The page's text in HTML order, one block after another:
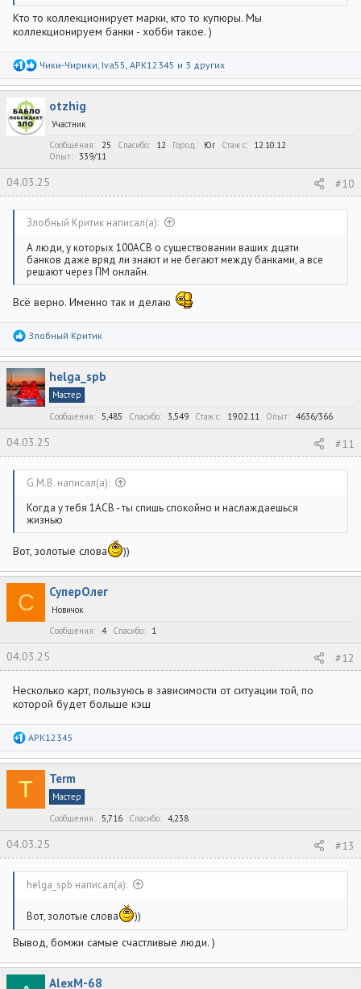
Кто то коллекционирует марки, кто то купюры. Мы
коллекционируем банки - хобби такое. )
Р
а
ц
и
и
Чики-Чирики, Iva55, APK12345 и 3 других
otzhig
Участник
Сообщения
25 Спасибо 12 Город Юг Стаж c
12.10.12
Опыт
339/11
04.03.25 #10
Злобный Критик написал(а):
А люди, у которых 100АСВ о существовании ваших дцати
банков даже вряд ли знают и не бегают между банками, а все
решают через ПМ онлайн.
Всё верно. Именно так и делаю
Р
а
к
ц
и
и
Злобный Критик
helga_spb
Мастер
Сообщения
5,485 Спасибо 3,549 Стаж c 19.02.11 Опыт 4636/366
04.03.25 #11
G.M.B. написал(а):
Когда у тебя 1АСВ - ты спишь спокойно и наслаждаешься
жизнью
Вот, золотые слова ))
С СуперОлег
Новичок
Сообщения
4 Спасибо 1
04.03.25 #12
Несколько карт, пользуюсь в зависимости от ситуации той, по
которой будет больше кэш
Р
а
к
ц
APK12345
T Term
Мастер
Сообщения
5,716 Спасибо 4,238
04.03.25 #13
helga_spb написал(а):
Вот, золотые слова ))
Вывод, бомжи самые счастливые люди. )
AlexM-68